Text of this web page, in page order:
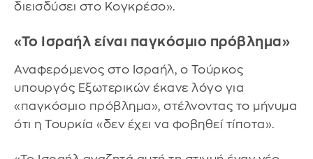
διεισδύσει στο Κογκρέσο».
«Το Ισραήλ είναι παγκόσμιο πρόβλημα»
Αναφερόμενος στο Ισραήλ, ο Τούρκος
υπουργός Εξωτερικών έκανε λόγο για
«παγκόσμιο πρόβλημα», στέλνοντας το μήνυμα
ότι η Τουρκία «δεν έχει να φοβηθεί τίποτα».